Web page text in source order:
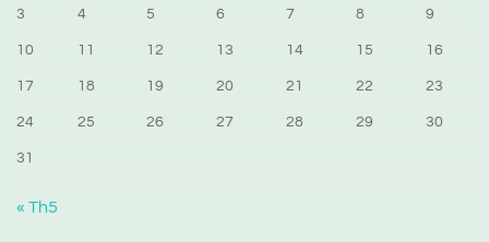
3 4 5 6 7 8 9
10 11 12 13 14 15 16
17 18 19 20 21 22 23
24 25 26 27 28 29 30
31
« Th5